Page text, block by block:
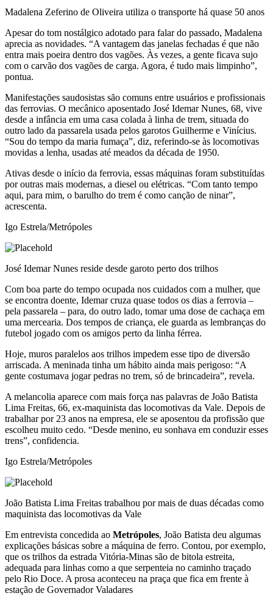
Madalena Zeferino de Oliveira utiliza o transporte há quase 50 anos
Apesar do tom nostálgico adotado para falar do passado, Madalena
aprecia as novidades. “A vantagem das janelas fechadas é que não
entra mais poeira dentro dos vagões. Às vezes, a gente ficava sujo
com o carvão dos vagões de carga. Agora, é tudo mais limpinho”,
pontua.
Manifestações saudosistas são comuns entre usuários e profissionais
das ferrovias. O mecânico aposentado José Idemar Nunes, 68, vive
desde a infância em uma casa colada à linha de trem, situada do
outro lado da passarela usada pelos garotos Guilherme e Vinícius.
“Sou do tempo da maria fumaça”, diz, referindo-se às locomotivas
movidas a lenha, usadas até meados da década de 1950.
Ativas desde o início da ferrovia, essas máquinas foram substituídas
por outras mais modernas, a diesel ou elétricas. “Com tanto tempo
aqui, para mim, o barulho do trem é como canção de ninar”,
acrescenta.
Igo Estrela/Metrópoles
José Idemar Nunes reside desde garoto perto dos trilhos
Com boa parte do tempo ocupada nos cuidados com a mulher, que
se encontra doente, Idemar cruza quase todos os dias a ferrovia –
pela passarela – para, do outro lado, tomar uma dose de cachaça em
uma mercearia. Dos tempos de criança, ele guarda as lembranças do
futebol jogado com os amigos perto da linha férrea.
Hoje, muros paralelos aos trilhos impedem esse tipo de diversão
arriscada. A meninada tinha um hábito ainda mais perigoso: “A
gente costumava jogar pedras no trem, só de brincadeira”, revela.
A melancolia aparece com mais força nas palavras de João Batista
Lima Freitas, 66, ex-maquinista das locomotivas da Vale. Depois de
trabalhar por 23 anos na empresa, ele se aposentou da profissão que
escolheu muito cedo. “Desde menino, eu sonhava em conduzir esses
trens”, confidencia.
Igo Estrela/Metrópoles
João Batista Lima Freitas trabalhou por mais de duas décadas como
maquinista das locomotivas da Vale
Em entrevista concedida ao Metrópoles, João Batista deu algumas
explicações básicas sobre a máquina de ferro. Contou, por exemplo,
que os trilhos da estrada Vitória-Minas são de bitola estreita,
adequada para linhas como a que serpenteia no caminho traçado
pelo Rio Doce. A prosa aconteceu na praça que fica em frente à
estação de Governador Valadares